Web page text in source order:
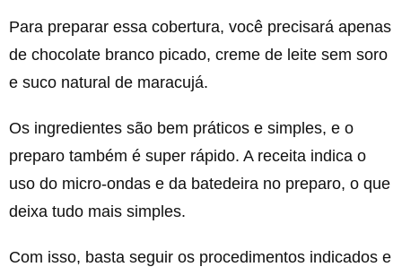
Para preparar essa cobertura, você precisará apenas
de chocolate branco picado, creme de leite sem soro
e suco natural de maracujá.
Os ingredientes são bem práticos e simples, e o
preparo também é super rápido. A receita indica o
uso do micro-ondas e da batedeira no preparo, o que
deixa tudo mais simples.
Com isso, basta seguir os procedimentos indicados e